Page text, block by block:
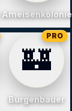
Ameisenkolonie
🏰
PRO
Burgenbauer